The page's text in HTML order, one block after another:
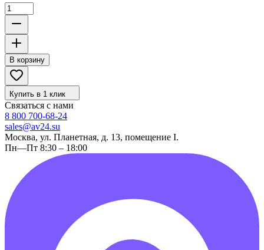
В корзину
Купить в 1 клик
Связаться с нами
8 800 700-68-24
sales@av24.su
Москва, ул. Планетная, д. 13, помещение I.
Пн—Пт 8:30 – 18:00